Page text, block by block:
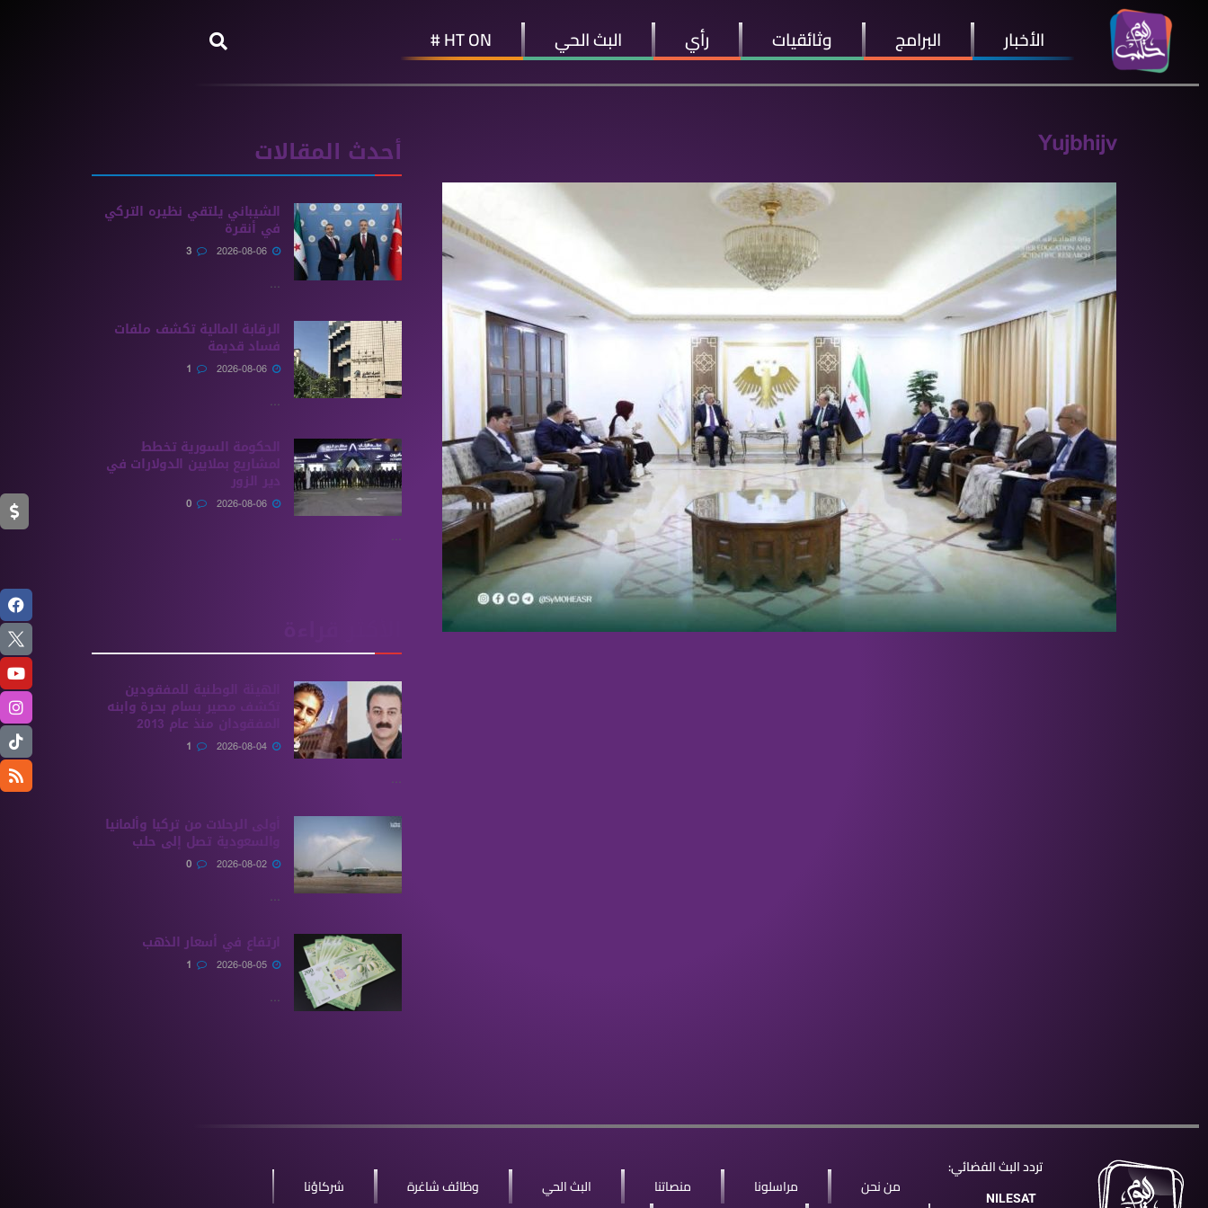
الأخبار البرامج وثائقيات رأي البث الحي HT ON #
Yujbhijv أحدث المقالات
الشيباني يلتقي نظيره التركي
في أنقرة
...
الرقابة المالية تكشف ملفات
فساد قديمة
...
الحكومة السورية تخطط
لمشاريع بملايين الدولارات في
دير الزور
...
الهيئة الوطنية للمفقودين
تكشف مصير بسام بحرة وابنه
المفقودان منذ عام 2013
...
أولى الرحلات من ‏تركيا وألمانيا
والسعودية تصل إلى حلب
...
ارتفاع في أسعار الذهب
...
تردد البث الفضائي:
NILESAT من نحن مراسلونا منصاتنا البث الحي وظائف شاغرة شركاؤنا